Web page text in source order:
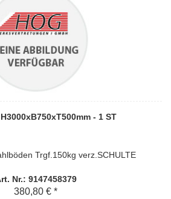
- 1 ST
Trgf.150kg verz.SCHULTE
Nr.: 9147458379
380,80 € *